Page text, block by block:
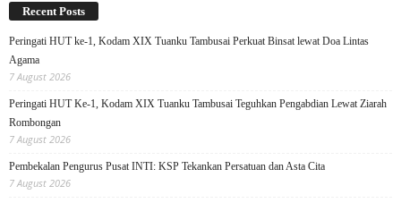
Recent Posts
Peringati HUT ke-1, Kodam XIX Tuanku Tambusai Perkuat Binsat lewat Doa Lintas
Agama
7 August 2026
Peringati HUT Ke-1, Kodam XIX Tuanku Tambusai Teguhkan Pengabdian Lewat Ziarah
Rombongan
7 August 2026
Pembekalan Pengurus Pusat INTI: KSP Tekankan Persatuan dan Asta Cita
7 August 2026